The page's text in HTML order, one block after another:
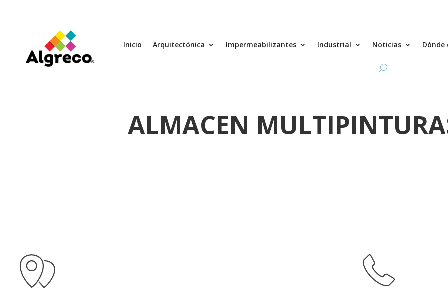
Inicio Arquitectónica Impermeabilizantes Industrial Noticias
ALMACEN